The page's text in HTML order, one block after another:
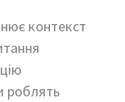
контекст
роблять